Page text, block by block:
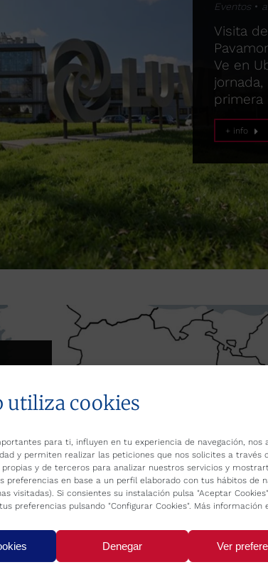
utiliza cookies
para ti, influyen en tu experiencia de navegación, nos
y permiten realizar las peticiones que nos solicites a través
propias y de terceros para analizar nuestros servicios y
preferencias en base a un perfil elaborado con tus hábitos de
visitadas). Si consientes su instalación pulsa "Aceptar
preferencias pulsando "Configurar Cookies". Más información
Denegar Ver
Eventos
Visita
Ve en
primera
+ info